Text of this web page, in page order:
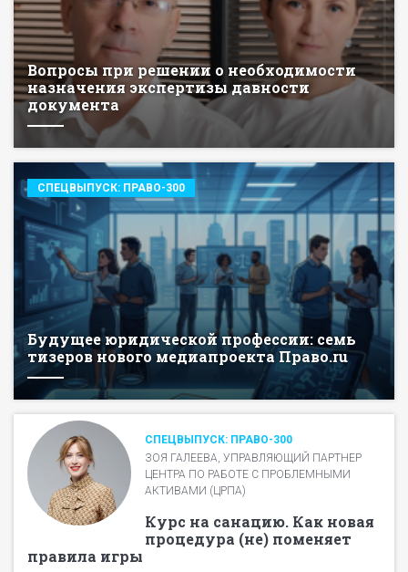
Вопросы при решении о необходимости
назначения экспертизы давности
документа
СПЕЦВЫПУСК: ПРАВО-300
Будущее юридической профессии: семь
тизеров нового медиапроекта Право.ru
СПЕЦВЫПУСК: ПРАВО-300
ЗОЯ ГАЛЕЕВА, УПРАВЛЯЮЩИЙ ПАРТНЕР
ЦЕНТРА ПО РАБОТЕ С ПРОБЛЕМНЫМИ
АКТИВАМИ (ЦРПА)
Курс на санацию. Как новая
процедура (не) поменяет
правила игры